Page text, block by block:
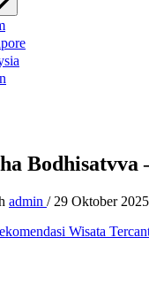
Bodhisatvva
admin / 29 Oktober 2025